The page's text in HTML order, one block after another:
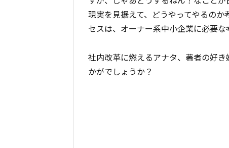
現実を見据えて、どうやってやるの
セスは、オーナー系中小企業に必要な
社内改革に燃えるアナタ、著者の好
かがでしょうか？